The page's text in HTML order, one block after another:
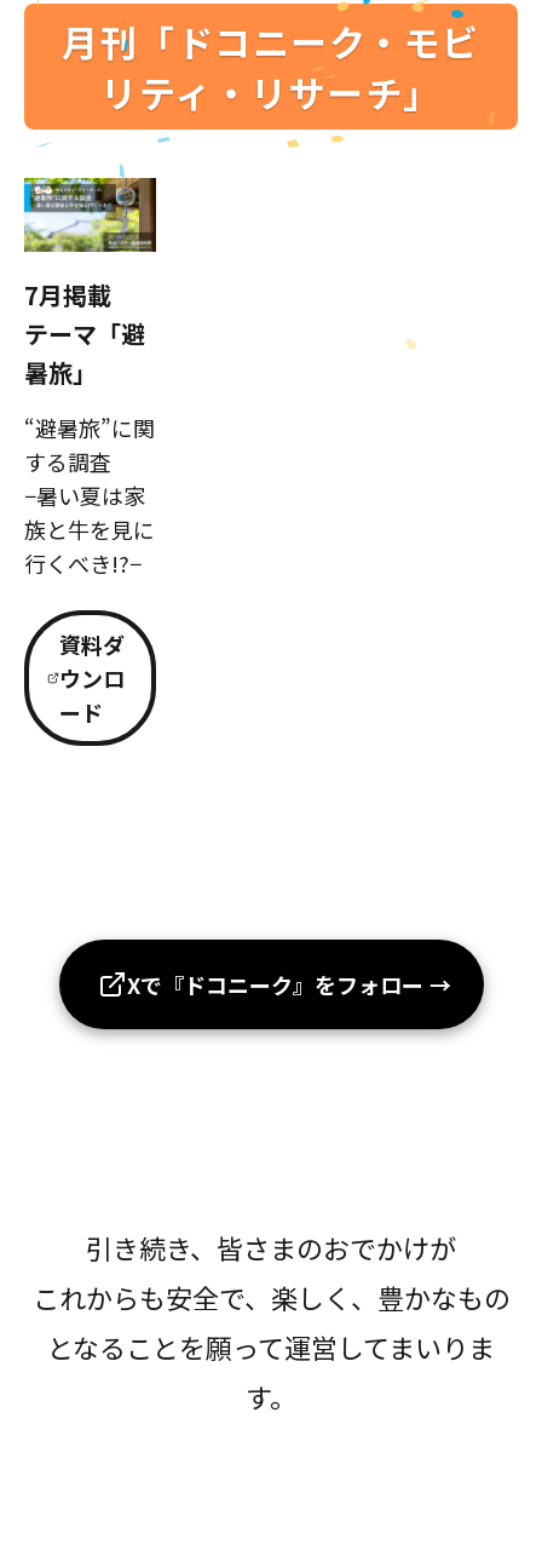
月刊「ドコニーク・モビ
リティ・リサーチ」
7月掲載
テーマ「避
暑旅」
“避暑旅”に関
する調査
−暑い夏は家
族と牛を見に
行くべき!?−
資料ダ
ウンロ
ード
Xで『ドコニーク』をフォロー →
引き続き、皆さまのおでかけが
これからも安全で、楽しく、豊かなもの
となることを願って運営してまいりま
す。